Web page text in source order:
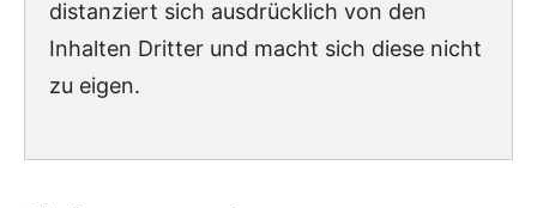
distanziert sich ausdrücklich von den
Inhalten Dritter und macht sich diese nicht
zu eigen.